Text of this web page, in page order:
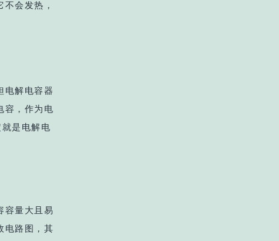
会发热，
电解电容器
容，作为电
是电解电
容量大且易
电路图，其